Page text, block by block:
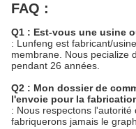
FAQ :
Q1 : Est-vous une usine
: Lunfeng est fabricant/
membrane. Nous pecialize
pendant 26 années.
Q2 : Mon dossier de
l'envoie pour la
: Nous respectons
fabriquerons jamais le